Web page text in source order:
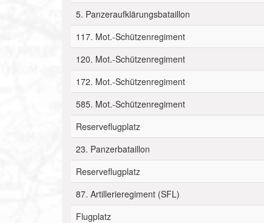
5. Panzeraufklärungsbataillon
117. Mot.-Schützenregiment
120. Mot.-Schützenregiment
172. Mot.-Schützenregiment
585. Mot.-Schützenregiment
Reserveflugplatz
23. Panzerbataillon
Reserveflugplatz
87. Artillerieregiment (SFL)
Flugplatz